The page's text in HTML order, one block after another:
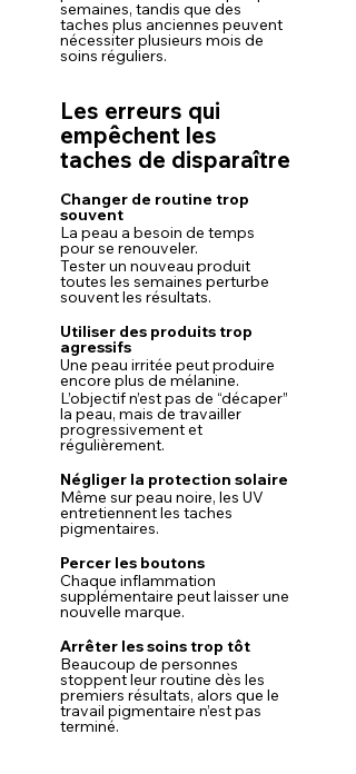
semaines, tandis que des
taches plus anciennes peuvent
nécessiter plusieurs mois de
soins réguliers.
Les erreurs qui
empêchent les
taches de disparaître
Changer de routine trop
souvent
La peau a besoin de temps
pour se renouveler.
Tester un nouveau produit
toutes les semaines perturbe
souvent les résultats.
Utiliser des produits trop
agressifs
Une peau irritée peut produire
encore plus de mélanine.
L’objectif n’est pas de “décaper”
la peau, mais de travailler
progressivement et
régulièrement.
Négliger la protection solaire
Même sur peau noire, les UV
entretiennent les taches
pigmentaires.
Percer les boutons
Chaque inflammation
supplémentaire peut laisser une
nouvelle marque.
Arrêter les soins trop tôt
Beaucoup de personnes
stoppent leur routine dès les
premiers résultats, alors que le
travail pigmentaire n’est pas
terminé.